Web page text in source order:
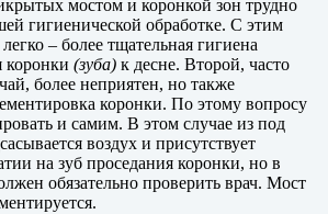
мостом и коронкой зон трудно
гигиенической обработке. С этим
– более тщательная гигиена
коронки(зуба) к десне. Второй, часто
более неприятен, но также
коронки. По этому вопросу
и самим. В этом случае из под
воздух и присутствует
на зуб проседания коронки, но в
обязательно проверить врач. Мост